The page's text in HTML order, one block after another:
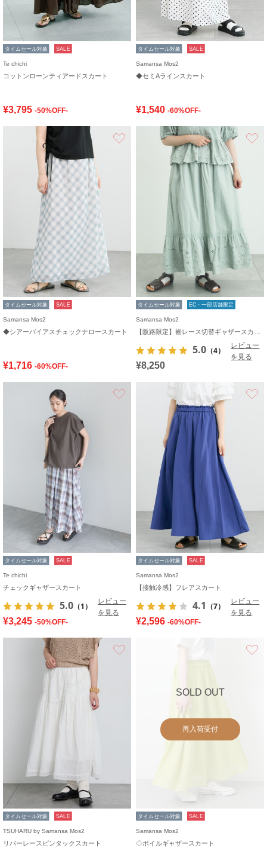
タイムセール対象 SALE
Te chichi
コットンローンティアードスカート
¥3,795 -50%OFF-
タイムセール対象 SALE
Samansa Mos2
◆セミAラインスカート
¥1,540 -60%OFF-
お気に入り
タイムセール対象 SALE
Samansa Mos2
◆シアーバイアスチェックナロースカート
¥1,716 -60%OFF-
タイムセール対象 EC・一部店舗限定
Samansa Mos2
5.0 （4）
レビュー
を見る
¥8,250
タイムセール対象 SALE
Te chichi
チェックギャザースカート
5.0 （1）
レビュー
を見る
¥3,245 -50%OFF-
タイムセール対象 SALE
Samansa Mos2
【接触冷感】フレアスカート
4.1 （7）
レビュー
を見る
¥2,596 -60%OFF-
タイムセール対象 SALE
TSUHARU by Samansa Mos2
リバーレースピンタックスカート
SOLD OUT
再入荷受付
タイムセール対象 SALE
Samansa Mos2
◇ボイルギャザースカート